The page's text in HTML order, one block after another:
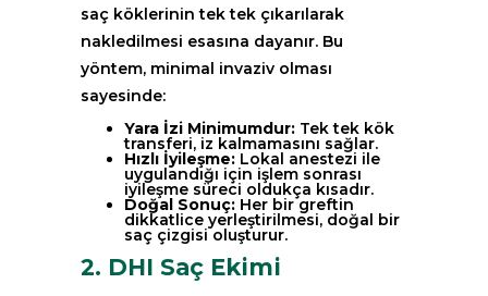
saç köklerinin tek tek çıkarılarak
nakledilmesi esasına dayanır. Bu
yöntem, minimal invaziv olması
sayesinde:
Yara İzi Minimumdur: Tek tek kök
transferi, iz kalmamasını sağlar.
Hızlı İyileşme: Lokal anestezi ile
uygulandığı için işlem sonrası
iyileşme süreci oldukça kısadır.
Doğal Sonuç: Her bir greftin
dikkatlice yerleştirilmesi, doğal bir
saç çizgisi oluşturur.
2. DHI Saç Ekimi